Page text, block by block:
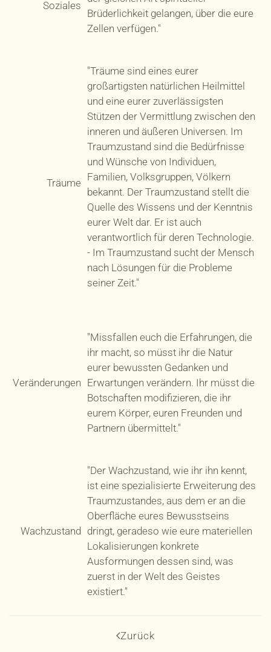
Soziales
Brüderlichkeit gelangen, über die eure
Zellen verfügen."
Träume
"Träume sind eines eurer
großartigsten natürlichen Heilmittel
und eine eurer zuverlässigsten
Stützen der Vermittlung zwischen den
inneren und äußeren Universen. Im
Traumzustand sind die Bedürfnisse
und Wünsche von Individuen,
Familien, Volksgruppen, Völkern
bekannt. Der Traumzustand stellt die
Quelle des Wissens und der Kenntnis
eurer Welt dar. Er ist auch
verantwortlich für deren Technologie.
- Im Traumzustand sucht der Mensch
nach Lösungen für die Probleme
seiner Zeit."
Veränderungen
"Missfallen euch die Erfahrungen, die
ihr macht, so müsst ihr die Natur
eurer bewussten Gedanken und
Erwartungen verändern. Ihr müsst die
Botschaften modifizieren, die ihr
eurem Körper, euren Freunden und
Partnern übermittelt."
Wachzustand
"Der Wachzustand, wie ihr ihn kennt,
ist eine spezialisierte Erweiterung des
Traumzustandes, aus dem er an die
Oberfläche eures Bewusstseins
dringt, geradeso wie eure materiellen
Lokalisierungen konkrete
Ausformungen dessen sind, was
zuerst in der Welt des Geistes
existiert."
Zurück